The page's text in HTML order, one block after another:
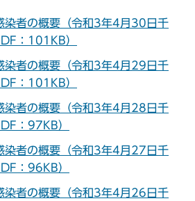
染者の概要（令和3年4月30日千
：101KB）
染者の概要（令和3年4月29日千
：101KB）
染者の概要（令和3年4月28日千
：97KB）
染者の概要（令和3年4月27日千
：96KB）
染者の概要（令和3年4月26日千